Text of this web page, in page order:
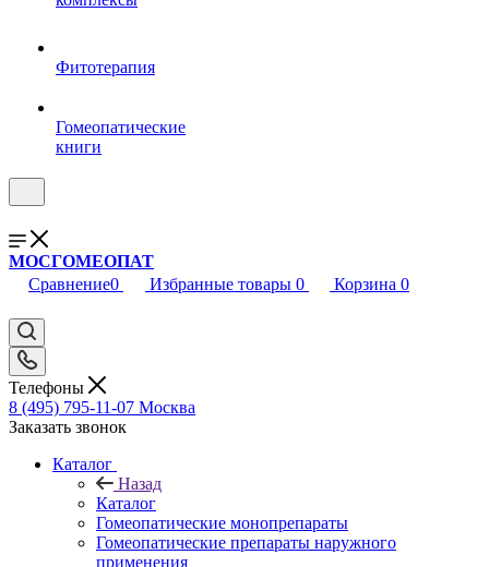
Фитотерапия
Гомеопатические
книги
МОСГОМЕОПАТ
Сравнение0 Избранные товары 0 Корзина 0
Телефоны
8 (495) 795-11-07 Москва
Заказать звонок
Каталог
Назад
Каталог
Гомеопатические монопрепараты
Гомеопатические препараты наружного
применения